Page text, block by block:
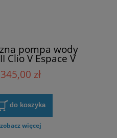
pompa wody
Clio V Espace V
Master III Megane
IV Talisman Trafic
345,00 zł
do koszyka
zobacz więcej